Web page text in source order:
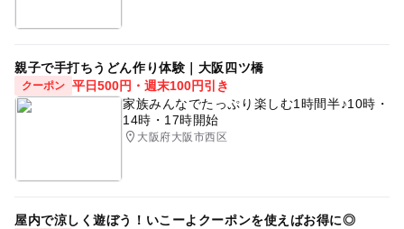
親子で手打ちうどん作り体験｜大阪四ツ橋
クーポン 平日500円・週末100円引き
家族みんなでたっぷり楽しむ1時間半♪10時・
14時・17時開始
大阪府大阪市西区
屋内で涼しく遊ぼう！いこーよクーポンを使えばお得に◎